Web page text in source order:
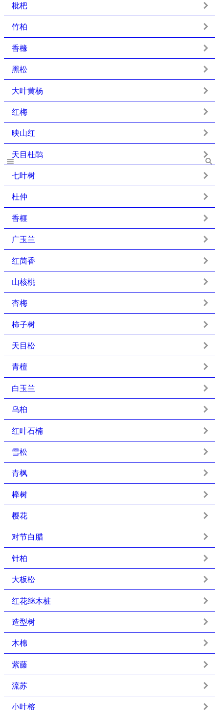
枇杷
竹柏
香橼
黑松
大叶黄杨
红梅
映山红
天目杜鹃
七叶树
杜仲
香榧
广玉兰
红茴香
山核桃
杏梅
柿子树
天目松
青檀
白玉兰
乌桕
红叶石楠
雪松
青枫
榉树
樱花
对节白腊
针柏
大板松
红花继木桩
造型树
木棉
紫藤
流苏
小叶榕